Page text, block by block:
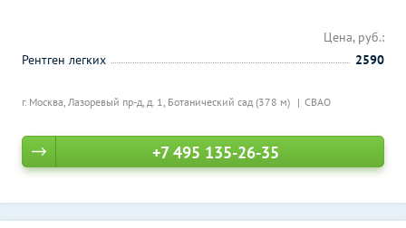
г. Москва, Лазоревый пр-д, д. 1, Ботанический сад (378 м) СВАО
Цена, руб.:
Рентген легких
2590
+7 495 135-26-35